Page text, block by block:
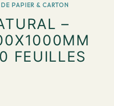
PAPIER & CARTON
–
FEUILLES